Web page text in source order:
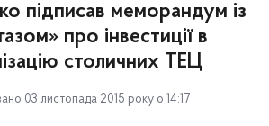
підписав меморандум із
про інвестиції в
столичних ТЕЦ
03 листопада 2015 року о 14:17